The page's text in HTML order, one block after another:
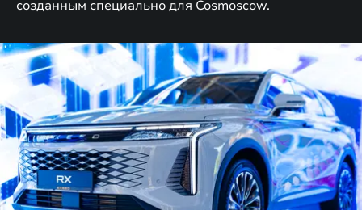
созданным специально для Cosmoscow.